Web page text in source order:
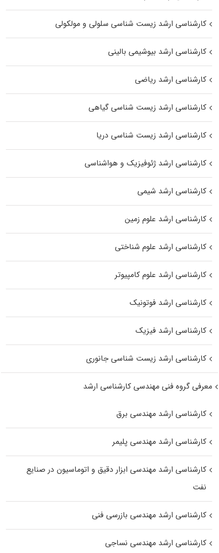
کارشناسی ارشد زیست شناسی سلولی و مولکولی
کارشناسی ارشد بیوشیمی بالینی
کارشناسی ارشد ریاضی
کارشناسی ارشد زیست‌ شناسی گیاهی
کارشناسی ارشد زیست‌ شناسی دریا
کارشناسی ارشد ژئوفیزیک و هواشناسی
کارشناسی ارشد شیمی
کارشناسی ارشد علوم زمین
کارشناسی ارشد علوم شناختی
کارشناسی ارشد علوم کامپیوتر
کارشناسی ارشد فوتونیک
کارشناسی ارشد فیزیک
کارشناسی ارشد زیست‌ شناسی جانوری
معرفی گروه فنی مهندسی کارشناسی ارشد
کارشناسی ارشد مهندسی برق
کارشناسی ارشد مهندسی پلیمر
کارشناسی ارشد مهندسی ابزار دقیق و اتوماسیون در صنایع
نفت
کارشناسی ارشد مهندسی بازرسی فنی
کارشناسی ارشد مهندسی نساجی